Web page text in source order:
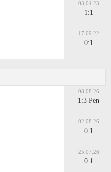
03.04.23
1:1
17.09.22
0:1
08.08.26
1:3 Pen
02.08.26
0:1
25.07.26
0:1